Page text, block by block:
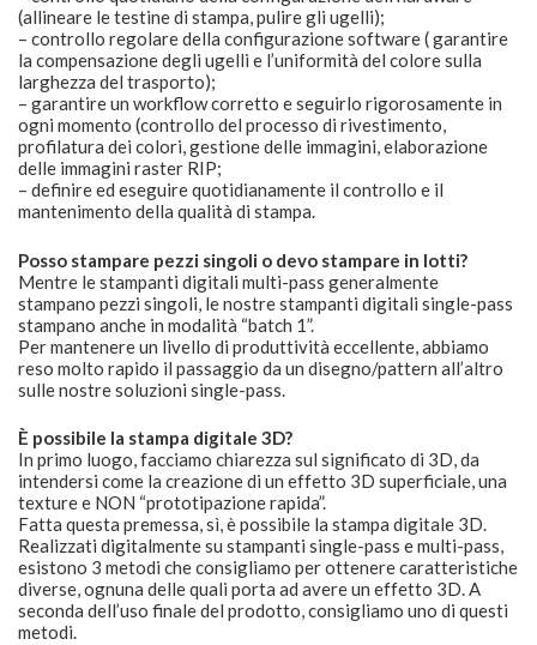
(allineare le testine di stampa, pulire gli ugelli);
– controllo regolare della configurazione software ( garantire
la compensazione degli ugelli e l’uniformità del colore sulla
larghezza del trasporto);
– garantire un workflow corretto e seguirlo rigorosamente in
ogni momento (controllo del processo di rivestimento,
profilatura dei colori, gestione delle immagini, elaborazione
delle immagini raster RIP;
– definire ed eseguire quotidianamente il controllo e il
mantenimento della qualità di stampa.
Posso stampare pezzi singoli o devo stampare in lotti?
Mentre le stampanti digitali multi-pass generalmente
stampano pezzi singoli, le nostre stampanti digitali single-pass
stampano anche in modalità “batch 1”.
Per mantenere un livello di produttività eccellente, abbiamo
reso molto rapido il passaggio da un disegno/pattern all’altro
sulle nostre soluzioni single-pass.
È possibile la stampa digitale 3D?
In primo luogo, facciamo chiarezza sul significato di 3D, da
intendersi come la creazione di un effetto 3D superficiale, una
texture e NON “prototipazione rapida”.
Fatta questa premessa, sì, è possibile la stampa digitale 3D.
Realizzati digitalmente su stampanti single-pass e multi-pass,
esistono 3 metodi che consigliamo per ottenere caratteristiche
diverse, ognuna delle quali porta ad avere un effetto 3D. A
seconda dell’uso finale del prodotto, consigliamo uno di questi
metodi.